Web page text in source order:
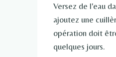
Versez de l'eau
ajoutez une
opération doit
quelques jours.